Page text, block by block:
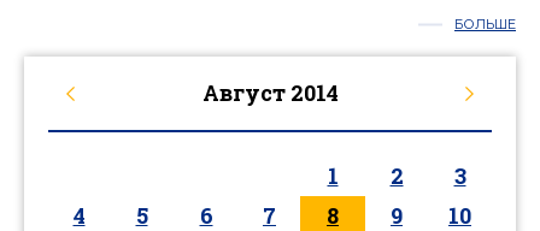
БОЛЬШЕ
Август 2014
1 2
3
4
5 6 7 8 9
10